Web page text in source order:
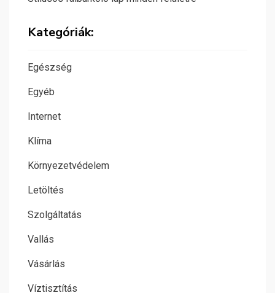
Kategóriák:
Egészség
Egyéb
Internet
Klíma
Környezetvédelem
Letöltés
Szolgáltatás
Vallás
Vásárlás
Víztisztítás